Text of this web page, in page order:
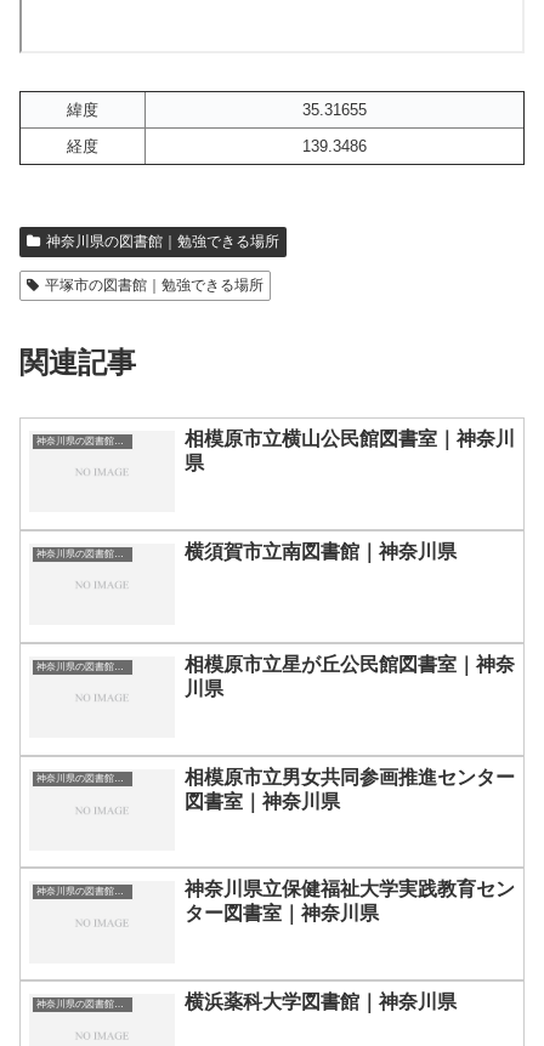
緯度
35.31655
経度
139.3486
神奈川県の図書館｜勉強できる場所
平塚市の図書館｜勉強できる場所
関連記事
神奈川県の図書館｜勉強できる場所
相模原市立横山公民館図書室｜神奈川
県
神奈川県の図書館｜勉強できる場所 横須賀市立南図書館｜神奈川県
神奈川県の図書館｜勉強できる場所
相模原市立星が丘公民館図書室｜神奈
川県
神奈川県の図書館｜勉強できる場所
相模原市立男女共同参画推進センター
図書室｜神奈川県
神奈川県の図書館｜勉強できる場所
神奈川県立保健福祉大学実践教育セン
ター図書室｜神奈川県
神奈川県の図書館｜勉強できる場所 横浜薬科大学図書館｜神奈川県